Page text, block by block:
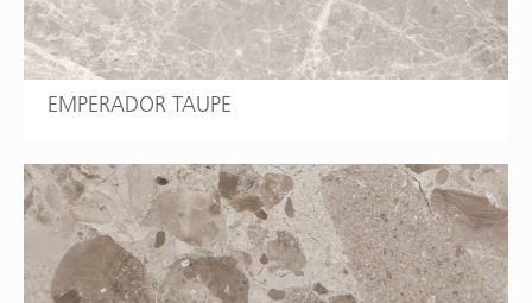
EMPERADOR TAUPE